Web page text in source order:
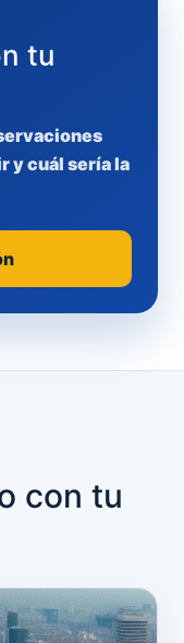
tu
y cuál sería la
con tu